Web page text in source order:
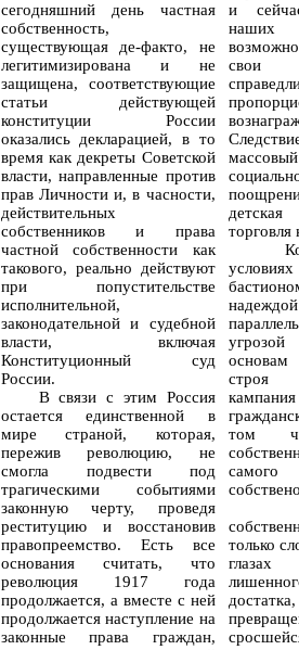
сегодняшний день частная
собственность,
существующая де-факто, не
легитимизирована и не
защищена, соответствующие
статьи действующей
конституции России
оказались декларацией, в то
время как декреты Советской
власти, направленные против
прав Личности и, в часности,
действительных
собственников и права
частной собственности как
такового, реально действуют
при попустительстве
исполнительной,
законодательной и судебной
власти, включая
Конституционный суд
России.
В связи с этим Россия
остается единственной в
мире страной, которая,
пережив революцию, не
смогла подвести под
трагическими событиями
законную черту, проведя
реституцию и восстановив
правопреемство. Есть все
основания считать, что
революция 1917 года
продолжается, а вместе с ней
продолжается наступление на
законные права граждан,
и
свои
основам
строя
том
самого
только